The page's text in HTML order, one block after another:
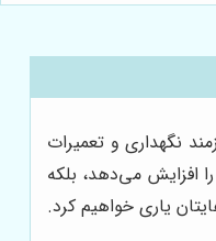
نگهداری و تعمیرات
افزایش می‌دهد، بلکه
یاری خواهیم کرد.